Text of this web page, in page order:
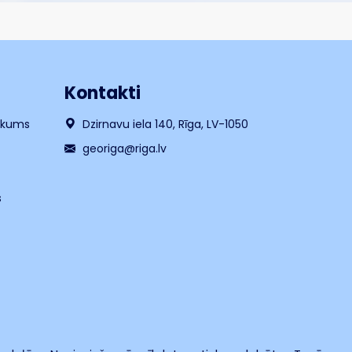
Kontakti
Dzirnavu iela 140, Rīga, LV-1050
georiga@riga.lv